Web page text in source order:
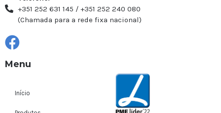
+351 252 631 145 / +351 252 240 080
(Chamada para a rede fixa nacional)
Menu
Início